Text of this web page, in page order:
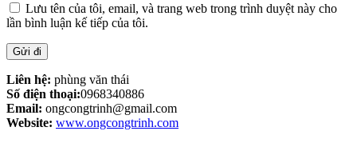
Lưu tên của tôi, email, và trang web trong trình duyệt này cho
lần bình luận kế tiếp của tôi.
Liên hệ: phùng văn thái
Số điện thoại:0968340886
Email: ongcongtrinh@gmail.com
Website: www.ongcongtrinh.com